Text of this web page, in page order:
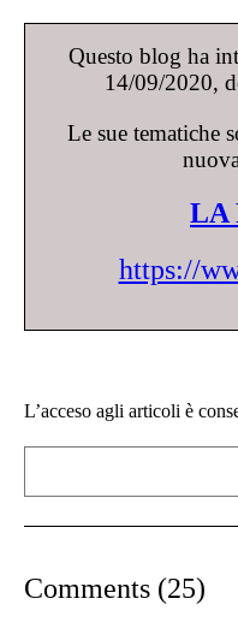
Questo blog ha
14/09/2020,
Le sue tematiche
LA
https://
L’acceso agli articoli è
Comments (25)